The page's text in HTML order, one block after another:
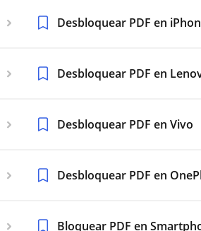
Desbloquear PDF en
Desbloquear PDF en
Desbloquear PDF en Vivo
Desbloquear PDF en
Bloquear PDF en